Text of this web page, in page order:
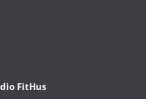
FitHus